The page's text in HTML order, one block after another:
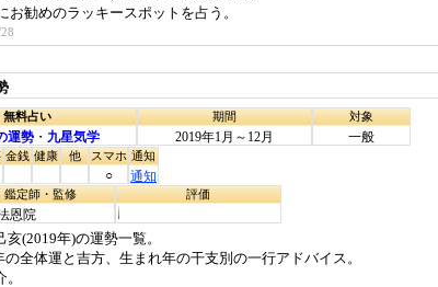
勧めのラッキースポットを占う。
無料占い
運勢 ・ 九星気学
期間
2019年1月～12月
対象
一般
金銭 健康 他 スマホ
○
通知
通知
鑑定師・監修
恩院
評価
(2019年)の運勢一覧。
全体運と吉方、生まれ年の干支別の一行アドバイス。